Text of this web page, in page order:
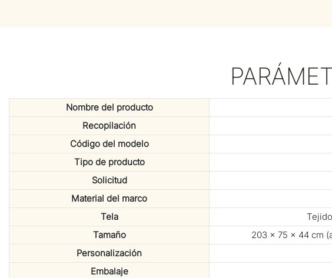
Nombre del producto
Recopilación
Código del modelo
Tipo de producto
Solicitud
Material del marco
Tela
Tamaño
203 × 75 × 44 cm
Personalización
Embalaje